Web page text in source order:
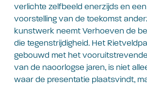
verlichte zelfbeeld enerzijds en
voorstelling van de toekomst
kunstwerk neemt Verhoeven de
die tegenstrijdigheid. Het
gebouwd met het
van de naoorlogse jaren, is niet
waar de presentatie plaatsvindt,